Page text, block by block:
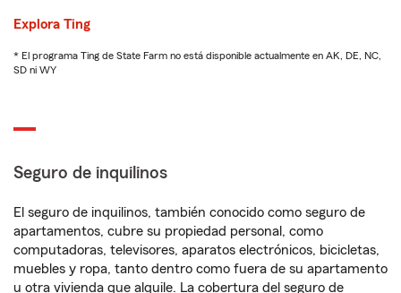
Explora Ting
* El programa Ting de State Farm no está disponible actualmente en AK, DE, NC,
SD ni WY
Seguro de inquilinos
El seguro de inquilinos, también conocido como seguro de
apartamentos, cubre su propiedad personal, como
computadoras, televisores, aparatos electrónicos, bicicletas,
muebles y ropa, tanto dentro como fuera de su apartamento
u otra vivienda que alquile. La cobertura del seguro de